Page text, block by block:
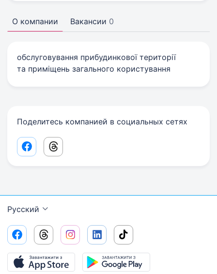
О компании Вакансии 0
обслуговування прибудинкової території
та приміщень загального користування
Поделитесь компанией в социальных сетях
Facebook share link
Threads share link
Русский